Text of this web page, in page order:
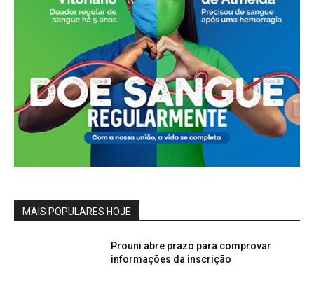
MAIS POPULARES HOJE
Prouni abre prazo para comprovar
informações da inscrição